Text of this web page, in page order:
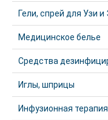
Гели, спрей для Узи и
Медицинское белье
Средства
Иглы, шприцы
Инфузионная терапия